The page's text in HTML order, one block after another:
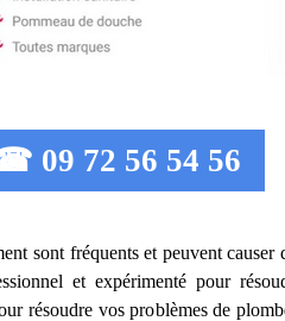
09 72 56 54 56
sont fréquents et peuvent
et expérimenté pour
résoudre vos problèmes de